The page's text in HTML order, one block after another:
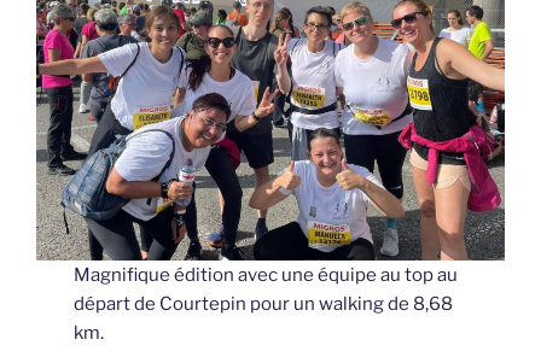
Magnifique édition avec une équipe au top au
départ de Courtepin pour un walking de 8,68
km.